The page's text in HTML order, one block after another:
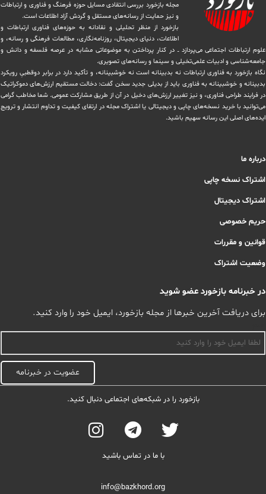
مجله بازخورد بررسی انتقادی مسایل حوزه فرهنگ و فناوری و ارتباطات
و نیز حمایت از رسانه‌های مستقل و‌ گردش ‏آزاد اطلاعات است.
بازخورد از منظر تحلیلی و نقادانه به حوزه‌های فناوری ارتباطات و
اطلاعات، دنیای دیجیتال، روزنامه‌نگاری، ‏مطالعات فرهنگی و رسانه، و
علوم ارتباطات اجتماعی می‌پردازد ــ در کنار پرداختن به موضوعاتی مشابه در عرصه فلسفه و دانش و
‏جامعه‌شناسی و ادبیات علمی‌تخیلی و سینما و رسانه‌های تصویری.
نگاه بازخورد به فناوری ارتباطات نه بدبینانه است نه خوشبینانه، و تأکید دارد ‏در برابر دوقطبیِ رویکرد
بدبینانه و خوشبینانه به فناوری باید از بدیلی جدید سخن گفت: دخالت مستقیم ارزش‌های دموکراتیک
در ‏فرایند طراحی فناوری، و نیز تغییر ارزش‌های دخيل در آن از طریق مشاركت عمومی. شما مخاطب گرامی
می‌توانید با خرید نسخه‌های چاپی و دیجیتالی یا ‏اشتراک مجله در ارتقای کیفیت و تداوم انتشار و ترویج
ایده‌های اصلی این رسانه سهیم باشید.
درباره ما
اشتراک نسخه چاپی
اشتراک دیجیتال
حریم خصوصی
قوانین و مقررات
وضعیت اشتراک
در خبرنامه بازخورد عضو شوید
برای دریافت آخرین خبرها از مجله بازخورد، ایمیل خود را وارد کنید.
عضویت در خبرنامه
بازخورد را در شبکه‌های اجتماعی دنبال کنید.
با ما در تماس باشید
info@bazkhord.org